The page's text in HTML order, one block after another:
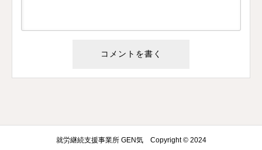
就労継続支援事業所 GEN気 Copyright © 2024